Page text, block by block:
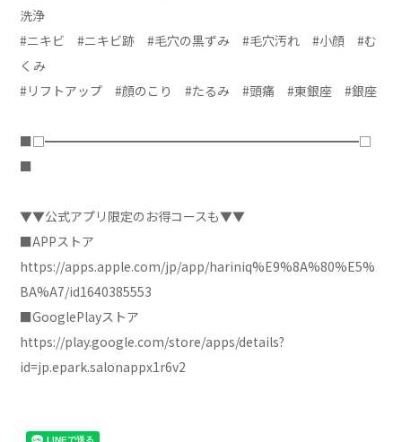
洗浄
#ニキビ #ニキビ跡 #毛穴の黒ずみ #毛穴汚れ #小顔 #む
くみ
#リフトアップ #顔のこり #たるみ #頭痛 #東銀座 #銀座
■□━━━━━━━━━━━━━━━━━━━━━━━━━□
■
▼▼公式アプリ限定のお得コースも▼▼
■APPストア
https://apps.apple.com/jp/app/hariniq%E9%8A%80%E5%
BA%A7/id1640385553
■GooglePlayストア
https://play.google.com/store/apps/details?
id=jp.epark.salonappx1r6v2